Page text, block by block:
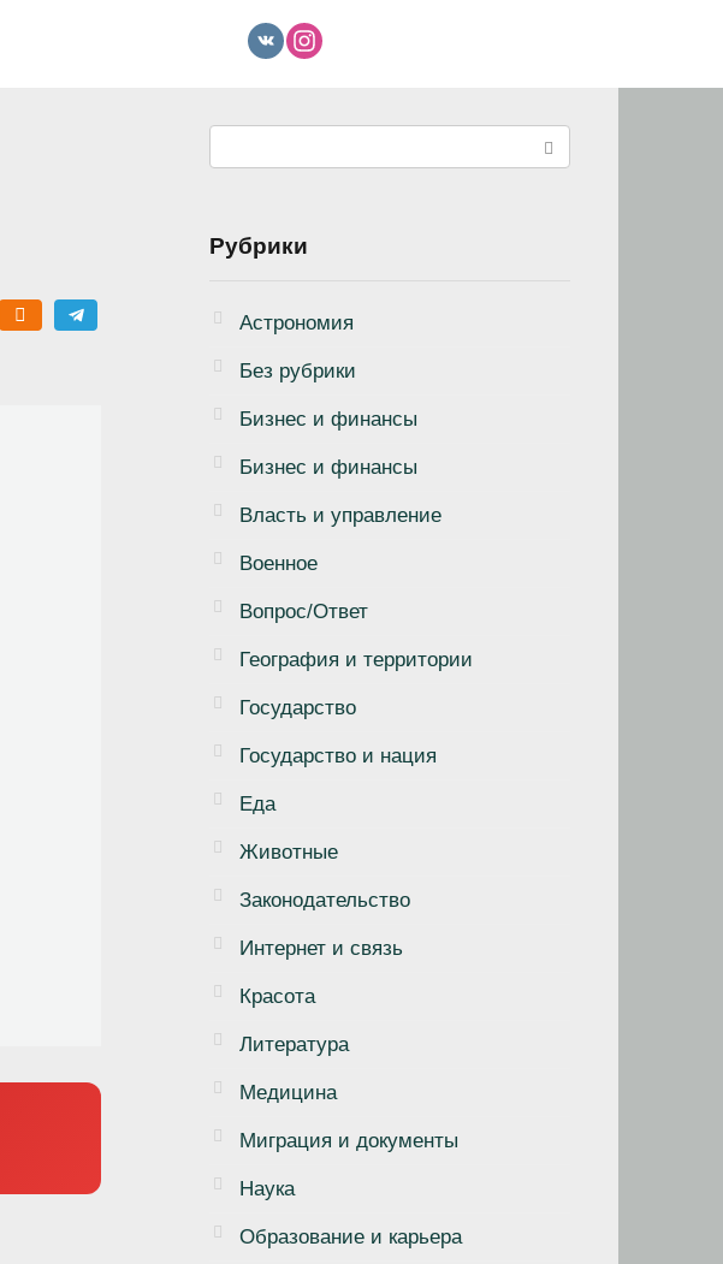
Рубрики
Астрономия
Без рубрики
Бизнеc и финансы
Бизнес и финансы
Власть и управление
Военное
Вопрос/Ответ
География и территории
Государство
Государство и нация
Еда
Животные
Законодательство
Интернет и связь
Красота
Литература
Медицина
Миграция и документы
Наука
Образование и карьера